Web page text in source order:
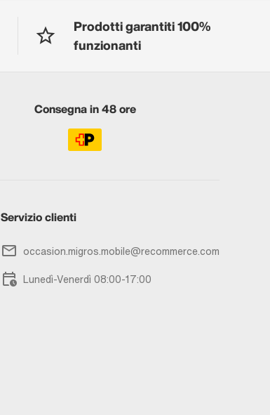
Prodotti garantiti 100%
funzionanti
Consegna in 48 ore
Servizio clienti
occasion.migros.mobile@recommerce.com
Lunedì-Venerdì 08:00-17:00